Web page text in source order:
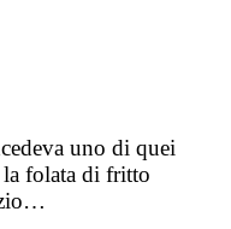
uno di quei
folata di fritto